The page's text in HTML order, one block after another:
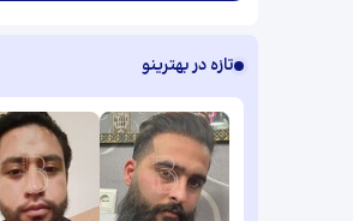
تازه در بهترینو